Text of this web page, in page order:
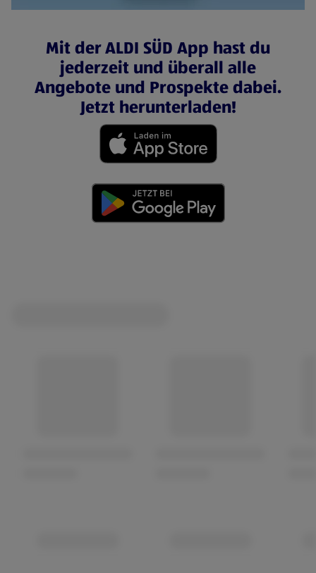
Mit der ALDI SÜD App hast du
jederzeit und überall alle
Angebote und Prospekte dabei.
Jetzt herunterladen!